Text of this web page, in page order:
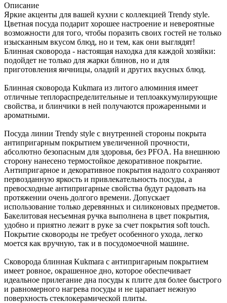
Описание
Яркие акценты для вашей кухни с коллекцией Trendy style.
Цветная посуда подарит хорошее настроение и невероятные
возможности для того, чтобы поразить своих гостей не только
изысканным вкусом блюд, но и тем, как они выглядят!
Блинная сковорода - настоящая находка для каждой хозяйки:
подойдет не только для жарки блинов, но и для
приготовления яичницы, оладий и других вкусных блюд.
Блинная сковорода Kukmara из литого алюминия имеет
отличные теплораспределительные и теплоаккумулирующие
свойства, и блинчики в ней получаются прожаренными и
ароматными.
Посуда линии Trendy style с внутренней стороны покрыта
антипригарным покрытием увеличенной прочности,
абсолютно безопасным для здоровья, без PFOA. На внешнюю
сторону нанесено термостойкое декоративное покрытие.
Антипригарное и декоративное покрытия надолго сохраняют
первозданную яркость и привлекательность посуды, а
превосходные антипригарные свойства будут радовать на
протяжении очень долгого времени. Допускает
использование только деревянных и силиконовых предметов.
Бакелитовая несъемная ручка выполнена в цвет покрытия,
удобно и приятно лежит в руке за счет покрытия soft touch.
Покрытие сковороды не требует особенного ухода, легко
моется как вручную, так и в посудомоечной машине.
Сковорода блинная Kukmara с антипригарным покрытием
имеет ровное, окрашенное дно, которое обеспечивает
идеальное прилегание дна посуды к плите для более быстрого
и равномерного нагрева посуды и не царапает нежную
поверхность стеклокерамической плиты.